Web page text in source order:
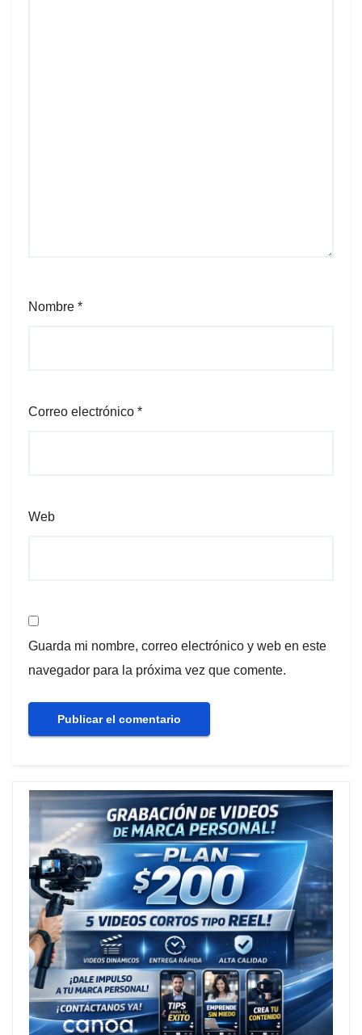
Nombre *
Correo electrónico *
Web
Guarda mi nombre, correo electrónico y web en este
navegador para la próxima vez que comente.